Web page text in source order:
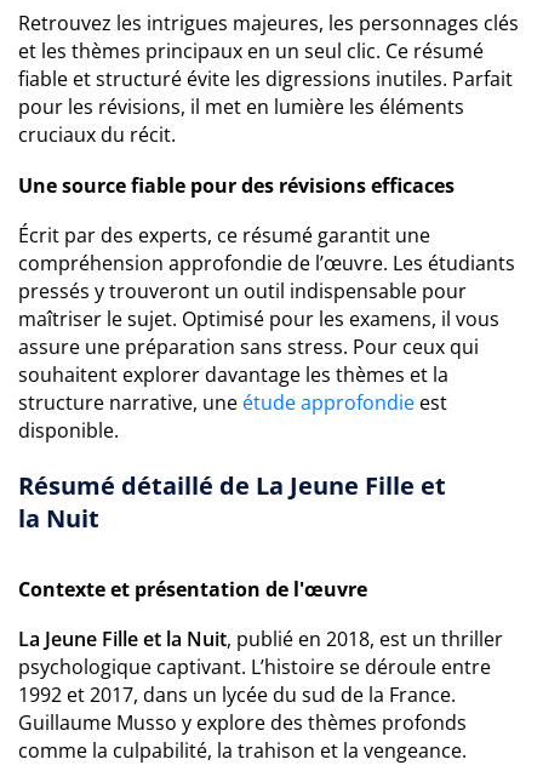
Retrouvez les intrigues majeures, les personnages clés
et les thèmes principaux en un seul clic. Ce résumé
fiable et structuré évite les digressions inutiles. Parfait
pour les révisions, il met en lumière les éléments
cruciaux du récit.
Une source fiable pour des révisions efficaces
Écrit par des experts, ce résumé garantit une
compréhension approfondie de l’œuvre. Les étudiants
pressés y trouveront un outil indispensable pour
maîtriser le sujet. Optimisé pour les examens, il vous
assure une préparation sans stress. Pour ceux qui
souhaitent explorer davantage les thèmes et la
structure narrative, une étude approfondie est
disponible.
Résumé détaillé de La Jeune Fille et
la Nuit
Contexte et présentation de l'œuvre
La Jeune Fille et la Nuit, publié en 2018, est un thriller
psychologique captivant. L’histoire se déroule entre
1992 et 2017, dans un lycée du sud de la France.
Guillaume Musso y explore des thèmes profonds
comme la culpabilité, la trahison et la vengeance.